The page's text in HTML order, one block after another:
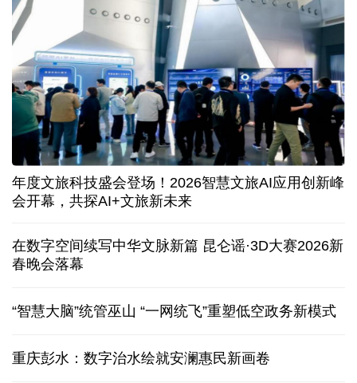
年度文旅科技盛会登场！2026智慧文旅AI应用创新峰
会开幕，共探AI+文旅新未来
在数字空间续写中华文脉新篇 昆仑谣·3D大赛2026新
春晚会落幕
“智慧大脑”统管巫山 “一网统飞”重塑低空政务新模式
重庆彭水：数字治水绘就安澜惠民新画卷